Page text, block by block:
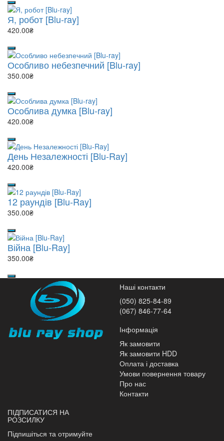
Я, робот [Blu-ray]
420.00₴
Особливо небезпечний [Blu-ray]
350.00₴
Особлива думка [Blu-ray]
420.00₴
День Незалежності [Blu-Ray]
420.00₴
12 раундів [Blu-Ray]
350.00₴
Війна [Blu-Ray]
350.00₴
Наші контакти
(050) 825-84-89
(067) 846-77-64
Інформація
Як замовити
Як замовити HDD
Оплата і доставка
Умови повернення товару
Про нас
Контакти
ПІДПИСАТИСЯ НА
РОЗСИЛКУ
Підпишіться та отримуйте